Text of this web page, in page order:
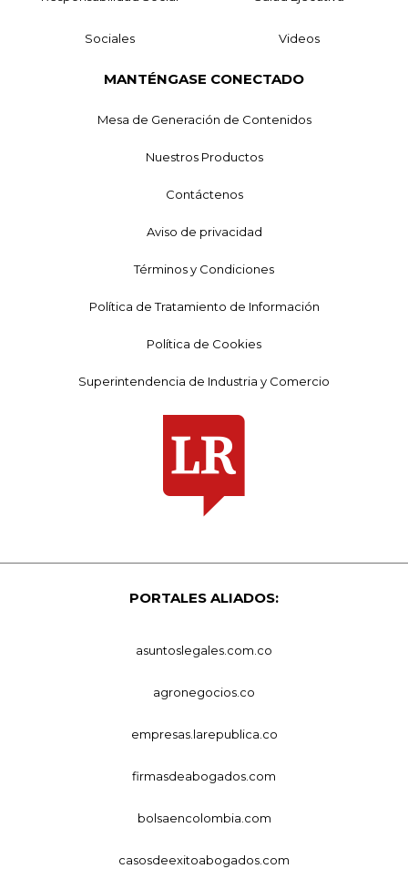
Sociales Videos
MANTÉNGASE CONECTADO
Mesa de Generación de Contenidos
Nuestros Productos
Contáctenos
Aviso de privacidad
Términos y Condiciones
Política de Tratamiento de Información
Política de Cookies
Superintendencia de Industria y Comercio
PORTALES ALIADOS:
asuntoslegales.com.co
agronegocios.co
empresas.larepublica.co
firmasdeabogados.com
bolsaencolombia.com
casosdeexitoabogados.com